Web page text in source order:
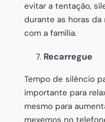
evitar a tentação,
durante as horas
com a família.
Recarregue
Tempo de silêncio
importante para
mesmo para
mexemos no